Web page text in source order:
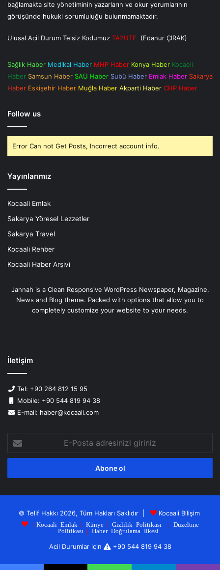
bağlamakta site yönetiminin yazarların ve okur yorumlarının
görüşünde hukuki sorumluluğu bulunmamaktadır.
Ulusal Acil Durum Telsiz Kodumuz TA2UTF (Edanur ÇIRAK)
Sağlık Haber Medikal Haber MHP Haber Konya Haber Kocaeli
Haber Samsun Haber SAÜ Haber Subü Haber Emlak Haber Sakarya
Haber Eskişehir Haber Muğla Haber Akparti Haber CHP Haber
Follow us
Error Can not Get Posts, Incorrect account info.
Yayınlarımız
Kocaali Emlak
Sakarya Yöresel Lezzetler
Sakarya Travel
Kocaali Rehber
Kocaali Haber Arşivi
Jannah is a Clean Responsive WordPress Newspaper, Magazine,
News and Blog theme. Packed with options that allow you to
completely customize your website to your needs.
İletişim
Tel: +90 264 812 15 95
Mobile: +90 544 819 94 38
E-mail: haber@kocaali.com
Posta
adresinizi
© Telif Hakkı 2026, Tüm Hakları Saklıdır | Kocaali Bilişim
| Kocaali Emlak | Künye| Gizlilik Politikası | Düzeltme
Politikası | Haber Doğrulama Ilkesi
Acil Durumlar için +90 544 819 94 38